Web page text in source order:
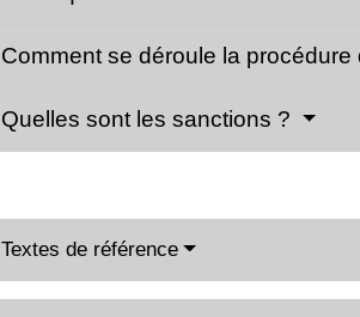
Comment se déroule la procédure
Quelles sont les sanctions ?
Textes de référence